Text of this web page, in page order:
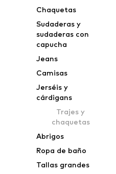
Chaquetas
Sudaderas y
sudaderas con
capucha
Jeans
Camisas
Jerséis y
cárdigans
Trajes y
chaquetas
Abrigos
Ropa de baño
Tallas grandes